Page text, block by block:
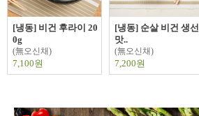
[냉동] 비건 후라이 20
0g
(無오신채)
7,100원
[냉동] 순살 비건 생선
맛..
(無오신채)
7,200원